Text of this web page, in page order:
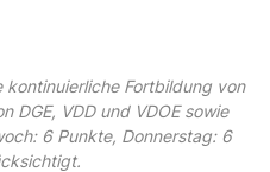
Fortbildung von
DGE, VDD und VDOE sowie
6 Punkte, Donnerstag: 6